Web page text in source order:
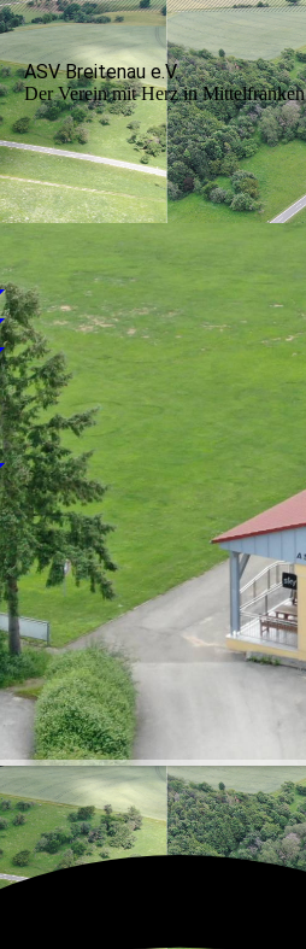
ASV Breitenau e.V.
Der Verein mit Herz in Mittelfranken